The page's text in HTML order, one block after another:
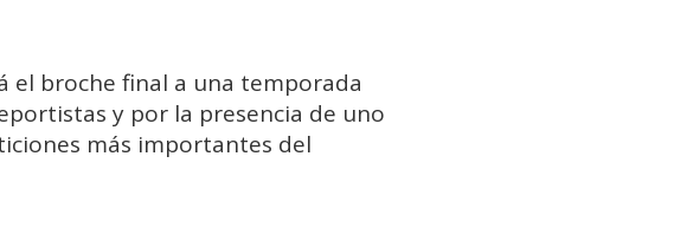
el broche final a una temporada
y por la presencia de uno
más importantes del